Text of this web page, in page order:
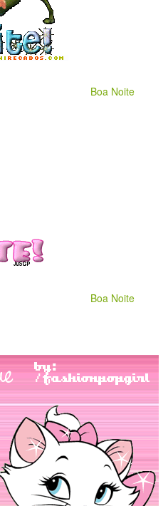
Boa Noite
Boa Noite